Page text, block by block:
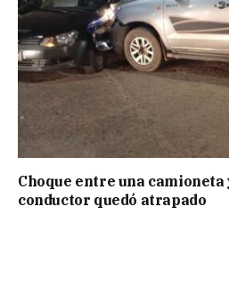
Choque entre una camioneta
conductor quedó atrapado